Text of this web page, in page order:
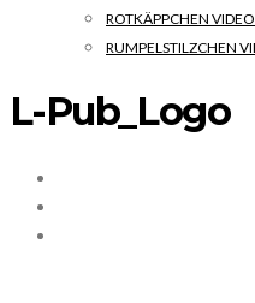
ROTKÄPPCHEN VIDEO
RUMPELSTILZCHEN
L-Pub_Logo